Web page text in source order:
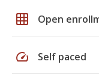
grid_on Open
speed Self paced